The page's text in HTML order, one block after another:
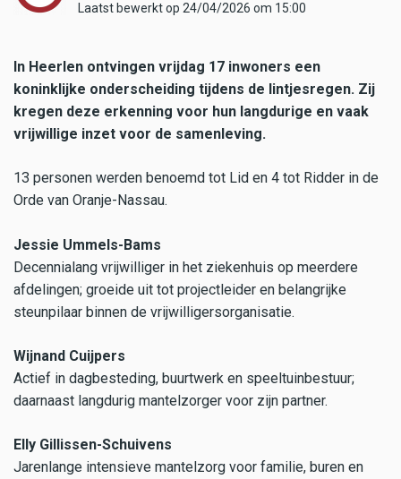
Laatst bewerkt op 24/04/2026 om 15:00
In Heerlen ontvingen vrijdag 17 inwoners een
koninklijke onderscheiding tijdens de lintjesregen. Zij
kregen deze erkenning voor hun langdurige en vaak
vrijwillige inzet voor de samenleving.
13 personen werden benoemd tot Lid en 4 tot Ridder in de
Orde van Oranje-Nassau.
Jessie Ummels-Bams
Decennialang vrijwilliger in het ziekenhuis op meerdere
afdelingen; groeide uit tot projectleider en belangrijke
steunpilaar binnen de vrijwilligersorganisatie.
Wijnand Cuijpers
Actief in dagbesteding, buurtwerk en speeltuinbestuur;
daarnaast langdurig mantelzorger voor zijn partner.
Elly Gillissen-Schuivens
Jarenlange intensieve mantelzorg voor familie, buren en